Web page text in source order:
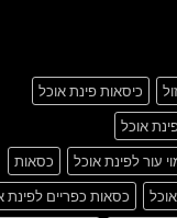
כיסאות פינת אוכל
אוכל
עור לפינת אוכל
כסאות
כסאות כפריים לפינת